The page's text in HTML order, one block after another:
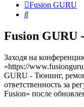
Fusion GURU
Поиск
Fusion GURU
Заходя на
«https://
GURU - Тюнинг,
ответственность за
Fusion» после